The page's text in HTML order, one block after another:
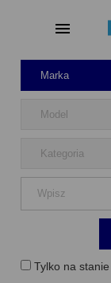
Tylko na stanie